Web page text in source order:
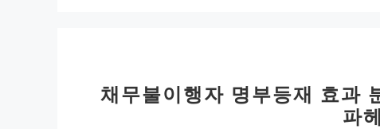
채무불이행자 명부등재 효과
파